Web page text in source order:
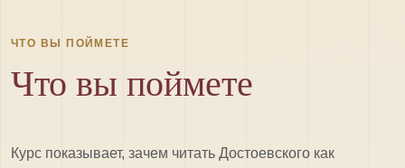
ЧТО ВЫ ПОЙМЕТЕ
Что вы поймете
Курс показывает, зачем читать Достоевского как